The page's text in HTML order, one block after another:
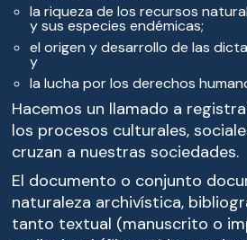
la riqueza de los recursos
y sus especies endémicas;
el origen y desarrollo de las
y
la lucha por los derechos
Hacemos un llamado a
los procesos culturales,
cruzan a nuestras sociedades.
El documento o conjunto
naturaleza archivística,
tanto textual (manuscrito o